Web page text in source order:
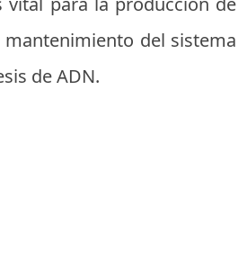
del sistema
de ADN.